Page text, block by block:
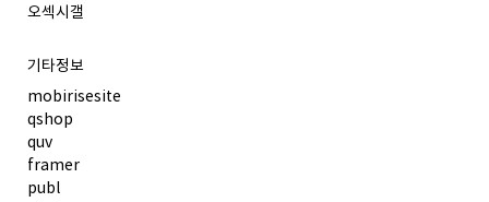
오섹시갤
기타정보
mobirisesite
qshop
quv
framer
publ